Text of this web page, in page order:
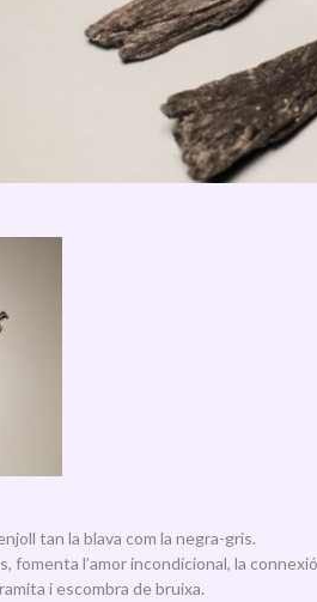
tan la blava com la negra-gris.
fomenta l’amor incondicional, la
i escombra de bruixa.